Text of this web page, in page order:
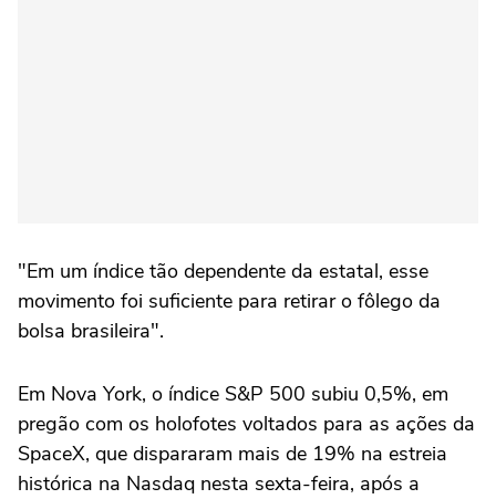
"Em um índice tão dependente da estatal, esse
movimento ⁠foi suficiente para retirar o fôlego da
bolsa brasileira".
Em Nova York, o índice S&P 500 subiu 0,5%, em
pregão com ‌os holofotes voltados para as ações da
SpaceX, que ‌dispararam mais de 19% na estreia
histórica na Nasdaq nesta sexta-feira, após a